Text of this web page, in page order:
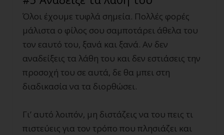
Όλοι έχουμε τυφλά σημεία. Πολλές φορές
μάλιστα ο φίλος σου σαμποτάρει άθελα του
τον εαυτό του, ξανά και ξανά. Αν δεν
αναδείξεις τα λάθη του και δεν εστιάσεις την
προσοχή του σε αυτά, δε θα μπει στη
διαδικασία να τα διορθώσει.
Γι’ αυτό λοιπόν, μη διστάζεις να του πεις τι
πιστεύεις για τον τρόπο που πλησιάζει και